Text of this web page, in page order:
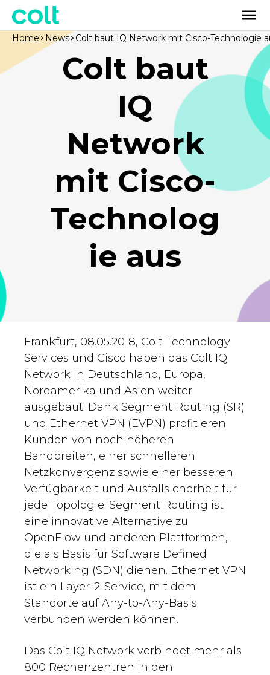
Colt baut
IQ
Network
mit Cisco-
Technolog
ie aus
Home News Colt baut IQ Network mit Cisco-Technologie
Frankfurt, 08.05.2018, Colt Technology
Services und Cisco haben das Colt IQ
Network in Deutschland, Europa,
Nordamerika und Asien weiter
ausgebaut. Dank Segment Routing (SR)
und Ethernet VPN (EVPN) profitieren
Kunden von noch höheren
Bandbreiten, einer schnelleren
Netzkonvergenz sowie einer besseren
Verfügbarkeit und Ausfallsicherheit für
jede Topologie. Segment Routing ist
eine innovative Alternative zu
OpenFlow und anderen Plattformen,
die als Basis für Software Defined
Networking (SDN) dienen. Ethernet VPN
ist ein Layer-2-Service, mit dem
Standorte auf Any-to-Any-Basis
verbunden werden können.
Das Colt IQ Network verbindet mehr als
800 Rechenzentren in den